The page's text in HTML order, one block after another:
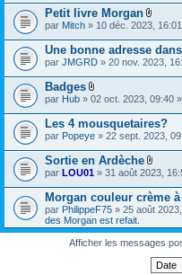
c
h
i
e
r
(
j
o
i
n
t
s
)
Petit livre Morgan
i
c
h
i
e
(
)
j
o
i
n
t
s
)
par Mitch » 10 déc. 2023,
Une bonne adresse
par JMGRD » 20 nov. 2023,
Badges
F
c
h
e
(
)
j
o
i
n
t
par Hub » 02 oct. 2023, 09:40
Les 4 mousquetaires?
par Popeye » 22 sept. 2023,
Sortie en Ardèche
F
c
h
i
r
(
s
)
par LOU01 » 31 août 2023,
Morgan couleur crème
par PhilippeF75 » 25 août
des Morgan est refait.
Afficher les messages